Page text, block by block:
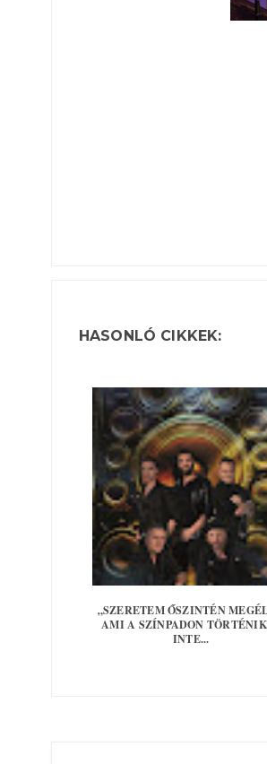
HASONLÓ CIKKEK:
„SZERETEM ŐSZINTÉN
AMI A SZÍNPADON
INTE...